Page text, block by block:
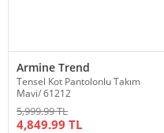
Armine Trend
Tensel Kot Pantolonlu Takım
Mavi/ 61212
5,999.99 TL
4,849.99 TL